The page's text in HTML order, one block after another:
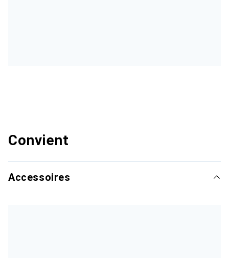
Convient
Accessoires